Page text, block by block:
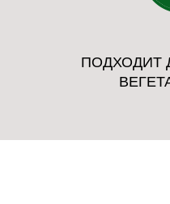
ПОДХОДИТ